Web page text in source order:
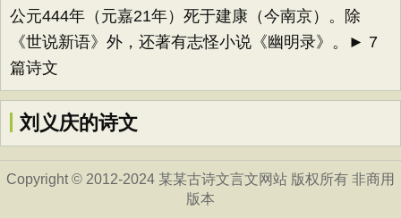
公元444年（元嘉21年）死于建康（今南京）。除
《世说新语》外，还著有志怪小说《幽明录》。► 7
篇诗文
刘义庆的诗文
Copyright © 2012-2024 某某古诗文言文网站 版权所有 非商用
版本